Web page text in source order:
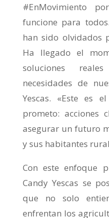
#EnMovimiento
funcione para
han sido olvidados
Ha llegado el
soluciones
necesidades de
Yescas. «Este es
prometo: acciones
asegurar un futuro
y sus habitantes
Con este enfoque
Candy Yescas se
que no solo
enfrentan los